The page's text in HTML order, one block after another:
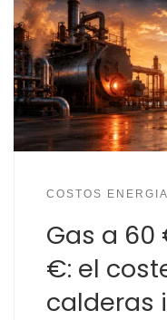
COSTOS ENERGIA
Gas a 60
€: el
calderas